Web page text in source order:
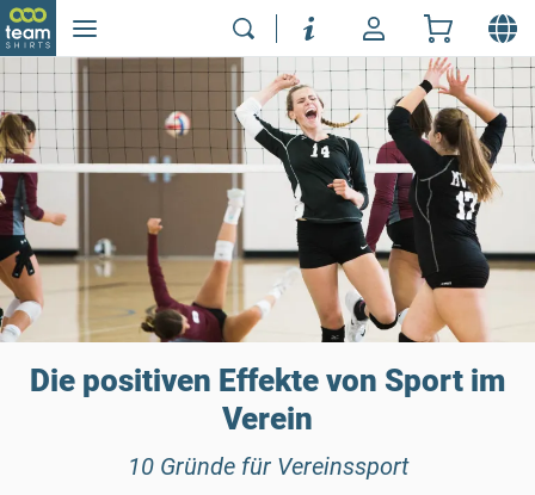
Die positiven Effekte von Sport im
Verein
10 Gründe für Vereinssport